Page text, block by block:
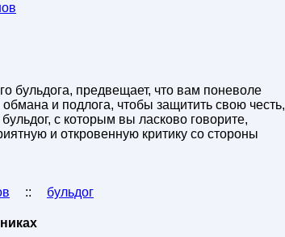
бульдога, предвещает, что вам поневоле
и подлога, чтобы защитить свою честь,
с которым вы ласково говорите,
и откровенную критику со стороны
:: бульдог